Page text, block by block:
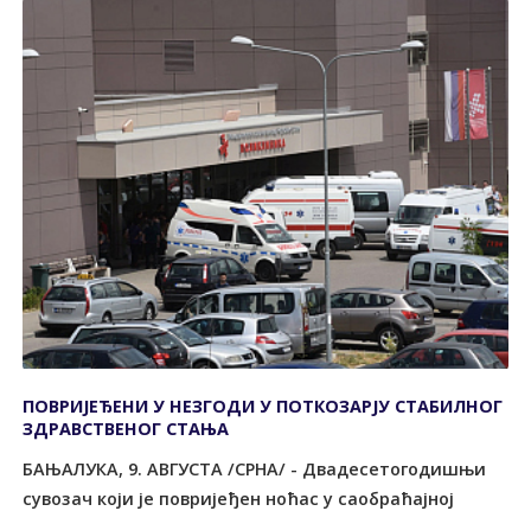
ПОВРИЈЕЂЕНИ У НЕЗГОДИ У ПОТКОЗАРЈУ СTАБИЛНОГ
ЗДРАВСTВЕНОГ СTАЊА
БАЊАЛУКА, 9. АВГУСТА /СРНА/ - Двадесетогодишњи
сувозач који је повријеђен ноћас у саобраћајној